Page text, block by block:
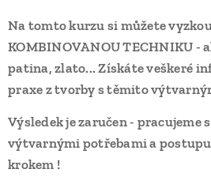
Na tomto kurzu si můžete
KOMBINOVANOU TECHNIKU -
patina, zlato... Získáte veškeré
praxe z tvorby s těmito
Výsledek je zaručen - pracujeme
výtvarnými potřebami a
krokem !